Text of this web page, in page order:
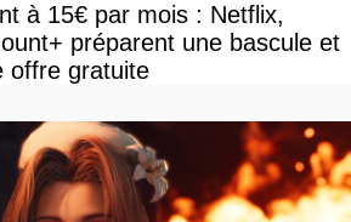
à 15€ par mois : Netflix,
préparent une bascule et
offre gratuite